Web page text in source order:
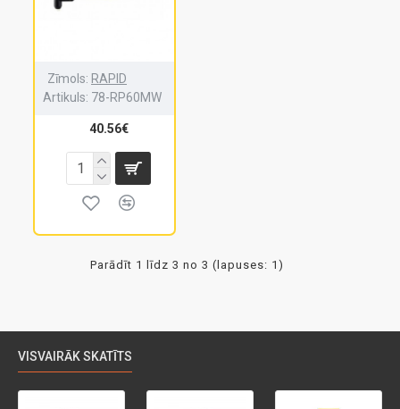
Zīmols: RAPID
Artikuls: 78-RP60MW
40.56€
Parādīt 1 līdz 3 no 3 (lapuses: 1)
VISVAIRĀK SKATĪTS